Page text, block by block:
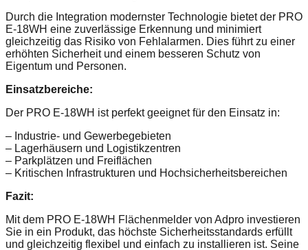
Durch die Integration modernster Technologie bietet der PRO
E-18WH eine zuverlässige Erkennung und minimiert
gleichzeitig das Risiko von Fehlalarmen. Dies führt zu einer
erhöhten Sicherheit und einem besseren Schutz von
Eigentum und Personen.
Einsatzbereiche:
Der PRO E-18WH ist perfekt geeignet für den Einsatz in:
– Industrie- und Gewerbegebieten
– Lagerhäusern und Logistikzentren
– Parkplätzen und Freiflächen
– Kritischen Infrastrukturen und Hochsicherheitsbereichen
Fazit:
Mit dem PRO E-18WH Flächenmelder von Adpro investieren
Sie in ein Produkt, das höchste Sicherheitsstandards erfüllt
und gleichzeitig flexibel und einfach zu installieren ist. Seine